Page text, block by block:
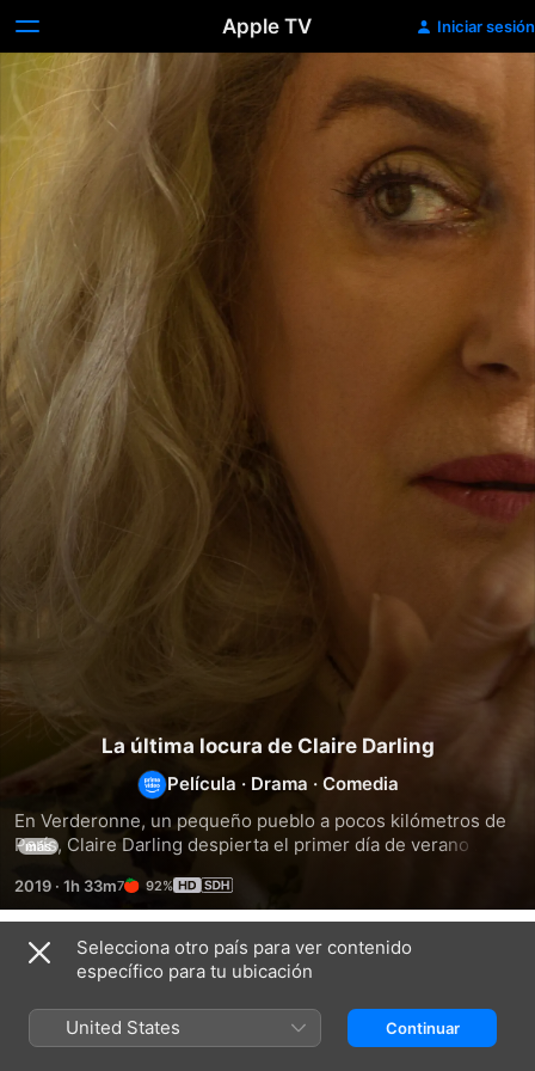
Apple TV Iniciar sesión
La última locura de Claire Darling
Película · Drama · Comedia
En Verderonne, un pequeño pueblo a pocos kilómetros de
París, Claire Darling despierta el primer día de verano
más
2019 · 1h 33m 92%
Títulos relacionados
bonita
mañana
hija
en
Selecciona otro país para ver contenido
específico para tu ubicación
United States Continuar